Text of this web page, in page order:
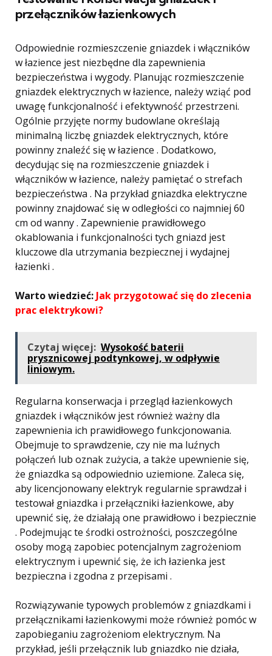
przełączników łazienkowych
Odpowiednie rozmieszczenie gniazdek i włączników
w łazience jest niezbędne dla zapewnienia
bezpieczeństwa i wygody. Planując rozmieszczenie
gniazdek elektrycznych w łazience, należy wziąć pod
uwagę funkcjonalność i efektywność przestrzeni.
Ogólnie przyjęte normy budowlane określają
minimalną liczbę gniazdek elektrycznych, które
powinny znaleźć się w łazience . Dodatkowo,
decydując się na rozmieszczenie gniazdek i
włączników w łazience, należy pamiętać o strefach
bezpieczeństwa . Na przykład gniazdka elektryczne
powinny znajdować się w odległości co najmniej 60
cm od wanny . Zapewnienie prawidłowego
okablowania i funkcjonalności tych gniazd jest
kluczowe dla utrzymania bezpiecznej i wydajnej
łazienki .
Warto wiedzieć: Jak przygotować się do zlecenia
prac elektrykowi?
Czytaj więcej: Wysokość baterii
prysznicowej podtynkowej, w odpływie
liniowym.
Regularna konserwacja i przegląd łazienkowych
gniazdek i włączników jest również ważny dla
zapewnienia ich prawidłowego funkcjonowania.
Obejmuje to sprawdzenie, czy nie ma luźnych
połączeń lub oznak zużycia, a także upewnienie się,
że gniazdka są odpowiednio uziemione. Zaleca się,
aby licencjonowany elektryk regularnie sprawdzał i
testował gniazdka i przełączniki łazienkowe, aby
upewnić się, że działają one prawidłowo i bezpiecznie
. Podejmując te środki ostrożności, poszczególne
osoby mogą zapobiec potencjalnym zagrożeniom
elektrycznym i upewnić się, że ich łazienka jest
bezpieczna i zgodna z przepisami .
Rozwiązywanie typowych problemów z gniazdkami i
przełącznikami łazienkowymi może również pomóc w
zapobieganiu zagrożeniom elektrycznym. Na
przykład, jeśli przełącznik lub gniazdko nie działa,